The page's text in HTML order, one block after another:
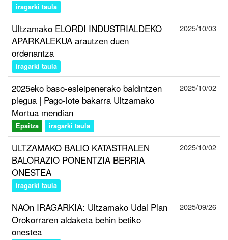
iragarki taula
Ultzamako ELORDI INDUSTRIALDEKO
APARKALEKUA arautzen duen
ordenantza
iragarki taula
2025/10/03
2025eko baso-esleipenerako baldintzen
plegua | Pago-lote bakarra Ultzamako
Mortua mendian
Epaitza iragarki taula
2025/10/02
ULTZAMAKO BALIO KATASTRALEN
BALORAZIO PONENTZIA BERRIA
ONESTEA
iragarki taula
2025/10/02
NAOn IRAGARKIA: Ultzamako Udal Plan
Orokorraren aldaketa behin betiko
onestea
2025/09/26